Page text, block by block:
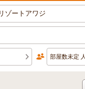
部屋数未定